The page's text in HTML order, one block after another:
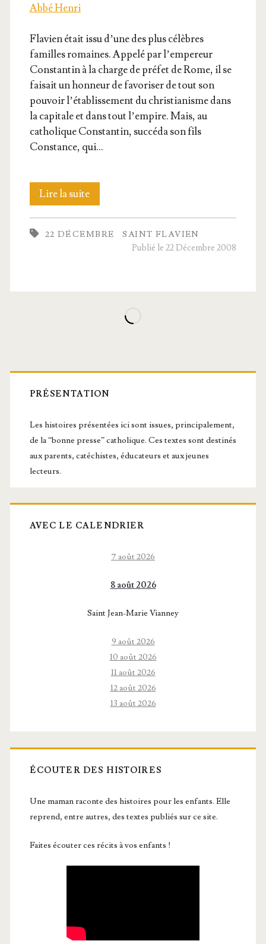
Abbé Henri
Fla­vien était issu d’une des plus célèbres
familles romaines. Appe­lé par l’empereur
Constan­tin à la charge de pré­fet de Rome, il se
fai­sait un hon­neur de favo­ri­ser de tout son
pou­voir l’é­ta­blis­se­ment du chris­tia­nisme dans
la capi­tale et dans tout l’empire. Mais, au
catho­lique Constan­tin, suc­cé­da son fils
Constance, qui…
Lire la suiteSaint
Fla­
vien,
22 DÉCEMBRE
SAINT FLAVIEN
Publié le 22 Décembre 2008
Barre
latérale
principale
PRÉSENTATION
Les histoires présentées ici sont issues, principalement,
de la “bonne presse” catholique. Ces textes sont destinés
aux parents, catéchistes, éducateurs et aux jeunes
lecteurs.
AVEC LE CALENDRIER
7 août 2026
8 août 2026
Saint Jean-Marie Vianney
9 août 2026
10 août 2026
11 août 2026
12 août 2026
13 août 2026
ÉCOUTER DES HISTOIRES
Une maman raconte des histoires pour les enfants. Elle
reprend, entre autres, des textes publiés sur ce site.
Faites écouter ces récits à vos enfants !